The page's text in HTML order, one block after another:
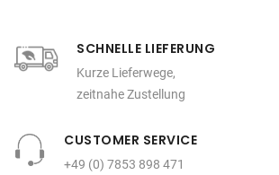
SCHNELLE LIEFERUNG
Kurze Lieferwege,
zeitnahe Zustellung
CUSTOMER SERVICE
+49 (0) 7853 898 471